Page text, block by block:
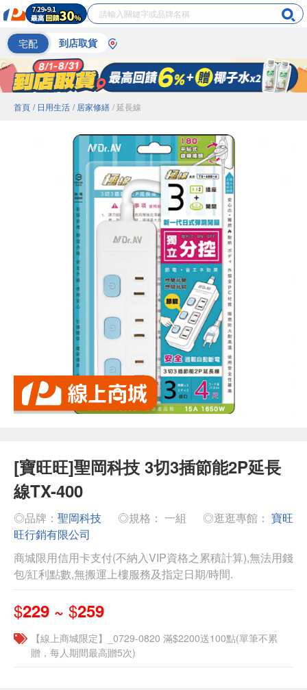
宅配 到店取貨
首頁 / 日用生活 / 居家修繕 / 延長線
[寶旺旺]聖岡科技 3切3插節能2P延長
線TX-400
◎品牌： 聖岡科技 ◎規格： 一組 ◎逛逛專館： 寶旺
旺行銷有限公司
商城限用信用卡支付(不納入VIP資格之累積計算),無法用錢
包/紅利點數,無搬運上樓服務及指定日期/時間.
$229 ~ $259
【線上商城限定】_0729-0820 滿$2200送100點(單筆不累
贈，每人期間最高贈5次)